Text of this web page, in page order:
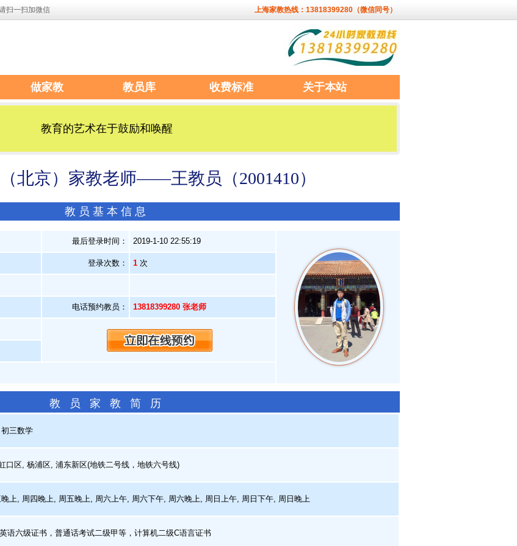
扫一扫加微信 上海家教热线：13818399280（微信同号）
做家教 教员库 收费标准 关于本站
教育的艺术在于鼓励和唤醒
北京）家教老师——王教员（2001410）
教员基本信息
最后登录时间： 2019-1-10 22:55:19
登录次数： 1 次
电话预约教员： 13818399280 张老师
教 员 家 教 简 历
三数学
区, 杨浦区, 浦东新区(地铁二号线，地铁六号线)
上, 周四晚上, 周五晚上, 周六上午, 周六下午, 周六晚上, 周日上午, 周日下午, 周日晚上
语六级证书，普通话考试二级甲等，计算机二级C语言证书